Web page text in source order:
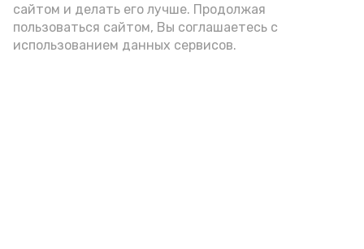
сайтом и делать его лучше. Продолжая
пользоваться сайтом, Вы соглашаетесь с
использованием данных сервисов.